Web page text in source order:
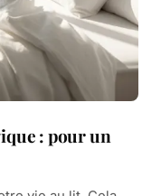
: pour un